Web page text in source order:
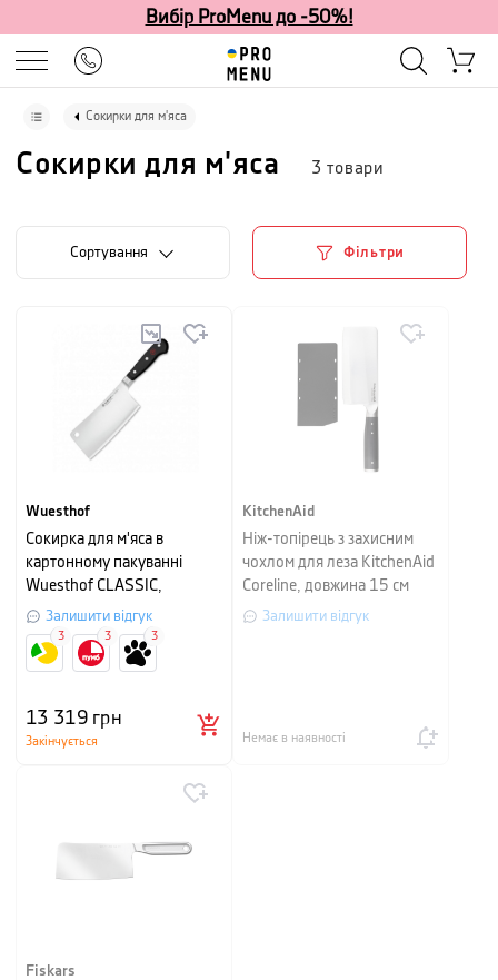
Вибір ProMenu до -50%!
Сокирки для м'яса
Сокирки для м'яса 3 товари
Сортування Фільтри
Wuesthof
Сокирка для м'яса в
картонному пакуванні
Wuesthof CLASSIC,
довжина 16 см, сріблястий
Залишити відгук
13 319грн
Закінчується
3 3 3
KitchenAid
Ніж-топірець з захисним
чохлом для леза KitchenAid
Coreline, довжина 15 см
Залишити відгук
Немає в наявності
Fiskars